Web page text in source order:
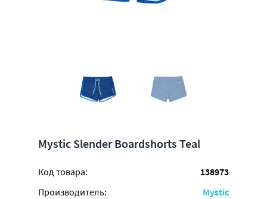
Mystic Slender Boardshorts Teal
Код товара:
138973
Производитель:
Mystic